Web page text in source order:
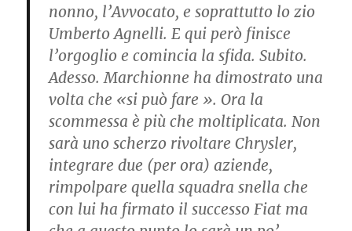
nonno, l’Avvocato, e soprattutto lo zio
Umberto Agnelli. E qui però finisce
l’orgoglio e co­mincia la sfida. Subito.
Adesso. Marchionne ha dimostra­to una
volta che «si può fa­re ». Ora la
scommessa è più che moltiplicata. Non
sarà uno scherzo rivoltare Chrysler,
integrare due (per ora) aziende,
rimpolpare quella squadra snella che
con lui ha firmato il succes­so Fiat ma